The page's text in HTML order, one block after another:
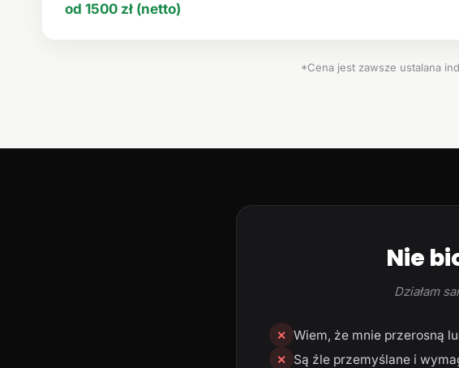
od 1500 zł (netto)
*Cena jest zawsze ustalana
Nie
Działam
✕ Wiem, że mnie przerosną
✕ Są źle przemyślane i